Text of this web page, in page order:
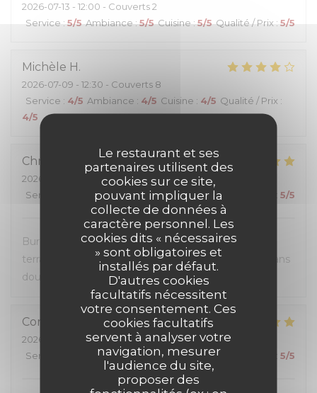
Le restaurant et ses
partenaires utilisent des
cookies sur ce site,
pouvant impliquer la
collecte de données à
caractère personnel. Les
cookies dits « nécessaires
» sont obligatoires et
installés par défaut.
D'autres cookies
facultatifs nécessitent
votre consentement. Ces
cookies facultatifs
servent à analyser votre
navigation, mesurer
l'audience du site,
proposer des
2026-07-13 - 12:00 - Couverts 2
Service : 5/5 Ambiance:5/5 Cuisine:5/5 Qualité / Prix : 5/5
Michèle H
2026-07-09 - 12:30 - Couverts 8
Service : 4/5 Ambiance : 4/5 Cuisine : 4/5 Qualité / Prix :
4/5
Christel
2026-07-07
- 12:30 - Couverts 2
Service
Ambiance: 5 /5 Cuisine :5/5 Qualité / Prix 5/5
Burgers très généreux, personnel sympathique et
terrasse super agréable. Une première visite mais sans
doute pas la dernière.
Corinne
2026-07-04
- 20:00 - Couverts 3
Service
Ambiance: 5/5 Cuisine: 5/5 Qualité / Prix 5/5